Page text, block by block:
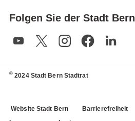
Folgen Sie der Stadt Bern
© 2024 Stadt Bern Stadtrat
Website Stadt Bern Barrierefreiheit